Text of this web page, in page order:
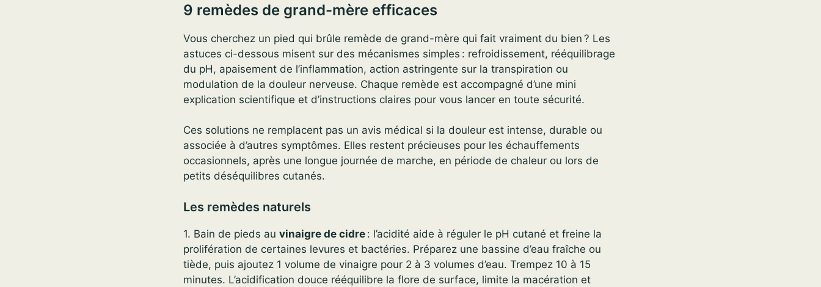
9 remèdes de grand-mère efficaces
Vous cherchez un pied qui brûle remède de grand-mère qui fait vraiment du bien ? Les
astuces ci-dessous misent sur des mécanismes simples : refroidissement, rééquilibrage
du pH, apaisement de l’inflammation, action astringente sur la transpiration ou
modulation de la douleur nerveuse. Chaque remède est accompagné d’une mini
explication scientifique et d’instructions claires pour vous lancer en toute sécurité.
Ces solutions ne remplacent pas un avis médical si la douleur est intense, durable ou
associée à d’autres symptômes. Elles restent précieuses pour les échauffements
occasionnels, après une longue journée de marche, en période de chaleur ou lors de
petits déséquilibres cutanés.
Les remèdes naturels
1. Bain de pieds au vinaigre de cidre : l’acidité aide à réguler le pH cutané et freine la
prolifération de certaines levures et bactéries. Préparez une bassine d’eau fraîche ou
tiède, puis ajoutez 1 volume de vinaigre pour 2 à 3 volumes d’eau. Trempez 10 à 15
minutes. L’acidification douce rééquilibre la flore de surface, limite la macération et